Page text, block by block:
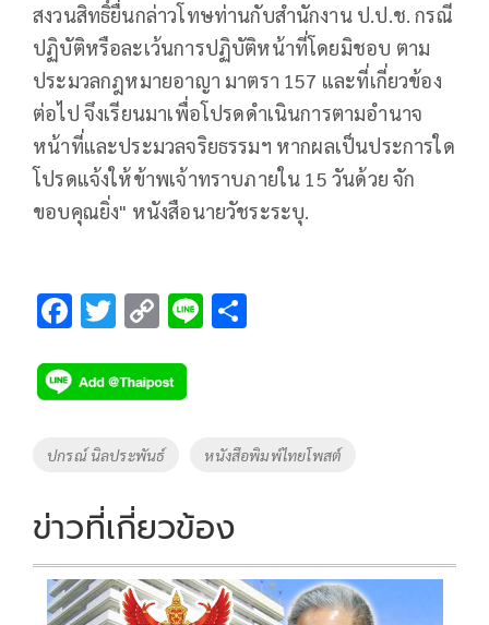
สงวนสิทธิ์ยื่นกล่าวโทษท่านกับสำนักงาน ป.ป.ช. กรณี
ปฏิบัติหรือละเว้นการปฏิบัติหน้าที่โดยมิชอบ ตาม
ประมวลกฎหมายอาญา มาตรา 157 และที่เกี่ยวข้อง
ต่อไป จึงเรียนมาเพื่อโปรดดำเนินการตามอำนาจ
หน้าที่และประมวลจริยธรรมฯ หากผลเป็นประการใด
โปรดแจ้งให้ข้าพเจ้าทราบภายใน 15 วันด้วย จัก
ขอบคุณยิ่ง" หนังสือนายวัชระระบุ.
F
e
b
o
k
T
tt
er
C
p
y
Li
k
Li
Tags
ปกรณ์ นิลประพันธ์ หนังสือพิมพ์ไทยโพสต์
ข่าวที่เกี่ยวข้อง